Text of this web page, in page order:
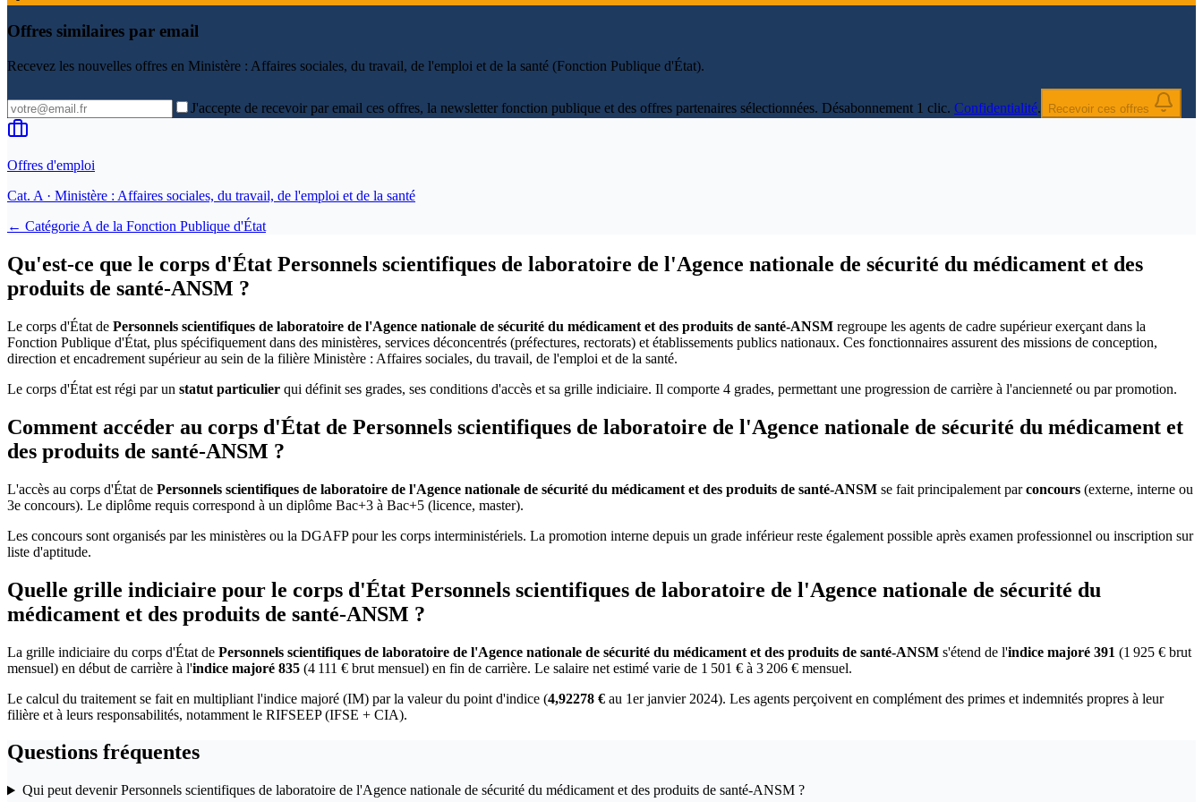
Offres similaires par email
Recevez les nouvelles offres en Ministère : Affaires sociales, du travail, de l'emploi et de la santé (Fonction Publique d'État).
J'accepte de recevoir par email ces offres, la newsletter fonction publique et des offres partenaires sélectionnées. Désabonnement 1 clic. Confidentialité. Recevoir ces offres
Offres d'emploi
Cat. A · Ministère : Affaires sociales, du travail, de l'emploi et de la santé
← Catégorie A de la Fonction Publique d'État
Qu'est-ce que le corps d'État Personnels scientifiques de laboratoire de l'Agence nationale de sécurité du médicament et des
produits de santé-ANSM ?
Le corps d'État de Personnels scientifiques de laboratoire de l'Agence nationale de sécurité du médicament et des produits de santé-ANSM regroupe les agents de cadre supérieur exerçant dans la
Fonction Publique d'État, plus spécifiquement dans des ministères, services déconcentrés (préfectures, rectorats) et établissements publics nationaux. Ces fonctionnaires assurent des missions de conception,
direction et encadrement supérieur au sein de la filière Ministère : Affaires sociales, du travail, de l'emploi et de la santé.
Le corps d'État est régi par un statut particulier qui définit ses grades, ses conditions d'accès et sa grille indiciaire. Il comporte 4 grades, permettant une progression de carrière à l'ancienneté ou par promotion.
Comment accéder au corps d'État de Personnels scientifiques de laboratoire de l'Agence nationale de sécurité du médicament et
des produits de santé-ANSM ?
L'accès au corps d'État de Personnels scientifiques de laboratoire de l'Agence nationale de sécurité du médicament et des produits de santé-ANSM se fait principalement parconcours (externe, interne ou
3e concours). Le diplôme requis correspond à un diplôme Bac+3 à Bac+5 (licence, master).
Les concours sont organisés par les ministères ou la DGAFP pour les corps interministériels. La promotion interne depuis un grade inférieur reste également possible après examen professionnel ou inscription sur
liste d'aptitude.
Quelle grille indiciaire pour le corps d'État Personnels scientifiques de laboratoire de l'Agence nationale de sécurité du
médicament et des produits de santé-ANSM ?
La grille indiciaire du corps d'État de Personnels scientifiques de laboratoire de l'Agence nationale de sécurité du médicament et des produits de santé-ANSM s'étend de l'indice majoré 391 (1 925 € brut
mensuel) en début de carrière à l'indice majoré 835 (4 111 € brut mensuel) en fin de carrière. Le salaire net estimé varie de 1 501 € à 3 206 € mensuel.
Le calcul du traitement se fait en multipliant l'indice majoré (IM) par la valeur du point d'indice (4,92278 € au 1er janvier 2024). Les agents perçoivent en complément des primes et indemnités propres à leur
filière et à leurs responsabilités, notamment le RIFSEEP (IFSE + CIA).
Questions fréquentes
Qui peut devenir Personnels scientifiques de laboratoire de l'Agence nationale de sécurité du médicament et des produits de santé-ANSM ?